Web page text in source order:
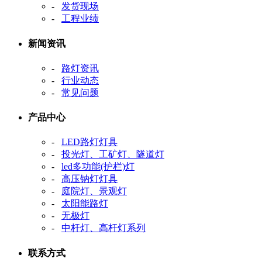
- 发货现场
- 工程业绩
新闻资讯
- 路灯资讯
- 行业动态
- 常见问题
产品中心
- LED路灯灯具
- 投光灯、工矿灯、隧道灯
- led多功能(护栏)灯
- 高压钠灯灯具
- 庭院灯、景观灯
- 太阳能路灯
- 无极灯
- 中杆灯、高杆灯系列
联系方式